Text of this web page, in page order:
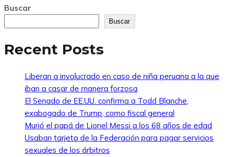
Buscar
Buscar
Recent Posts
Liberan a involucrado en caso de niña peruana a la que
iban a casar de manera forzosa
El Senado de EE.UU. confirma a Todd Blanche,
exabogado de Trump, como fiscal general
Murió el papá de Lionel Messi a los 68 años de edad
Usaban tarjeta de la Federación para pagar servicios
sexuales de los árbitros